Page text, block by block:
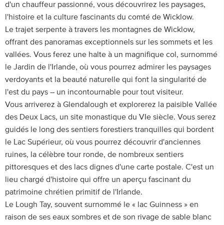
d'un chauffeur passionné, vous découvrirez les paysages,
l'histoire et la culture fascinants du comté de Wicklow.
Le trajet serpente à travers les montagnes de Wicklow,
offrant des panoramas exceptionnels sur les sommets et les
vallées. Vous ferez une halte à un magnifique col, surnommé
le Jardin de l'Irlande, où vous pourrez admirer les paysages
verdoyants et la beauté naturelle qui font la singularité de
l'est du pays – un incontournable pour tout visiteur.
Vous arriverez à Glendalough et explorerez la paisible Vallée
des Deux Lacs, un site monastique du VIe siècle. Vous serez
guidés le long des sentiers forestiers tranquilles qui bordent
le Lac Supérieur, où vous pourrez découvrir d'anciennes
ruines, la célèbre tour ronde, de nombreux sentiers
pittoresques et des lacs dignes d'une carte postale. C'est un
lieu chargé d'histoire qui offre un aperçu fascinant du
patrimoine chrétien primitif de l'Irlande.
Le Lough Tay, souvent surnommé le « lac Guinness » en
raison de ses eaux sombres et de son rivage de sable blanc